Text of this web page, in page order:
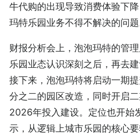
牛代购的出现导致消费体验下
玛特乐园业务不得不解决的问题
财报分析会上，泡泡玛特的管
乐园业态认识深刻之后，再去建
接下来，泡泡玛特将启动一期
分之二的园区改造，同时开启
2026年投入建设。定位也开始
示，从逻辑上城市乐园的核心